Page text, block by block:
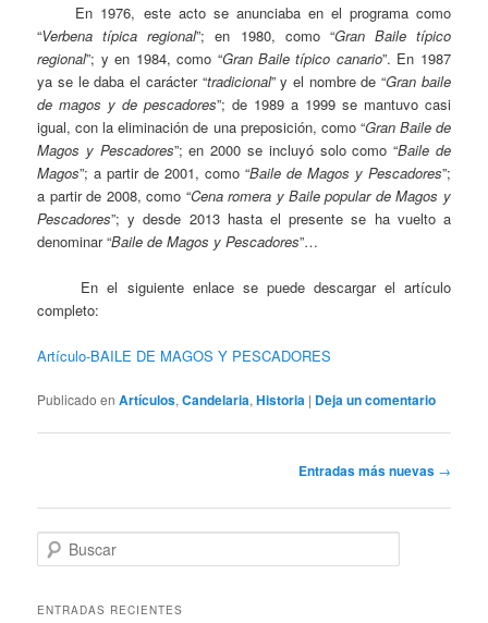
En 1976, este acto se anunciaba en el programa como
“Verbena típica regional”; en 1980, como “Gran Baile típico
regional”; y en 1984, como “Gran Baile típico canario”. En 1987
ya se le daba el carácter “tradicional” y el nombre de “Gran baile
de magos y de pescadores”; de 1989 a 1999 se mantuvo casi
igual, con la eliminación de una preposición, como “Gran Baile de
Magos y Pescadores”; en 2000 se incluyó solo como “Baile de
Magos”; a partir de 2001, como “Baile de Magos y Pescadores”;
a partir de 2008, como “Cena romera y Baile popular de Magos y
Pescadores”; y desde 2013 hasta el presente se ha vuelto a
denominar “Baile de Magos y Pescadores”…
En el siguiente enlace se puede descargar el artículo
completo:
Artículo-BAILE DE MAGOS Y PESCADORES
Publicado en Artículos,Candelaria,Historia | Deja un comentario
entradas
Entradas más nuevas →
u
c
ENTRADAS RECIENTES